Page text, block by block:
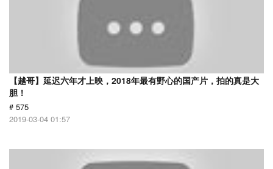
【越哥】延迟六年才上映，2018年最有野心的国产片，拍的真是大
胆！
# 575
2019-03-04 01:57